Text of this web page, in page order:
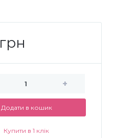
грн
+
Додати в кошик
Купити в 1 клік